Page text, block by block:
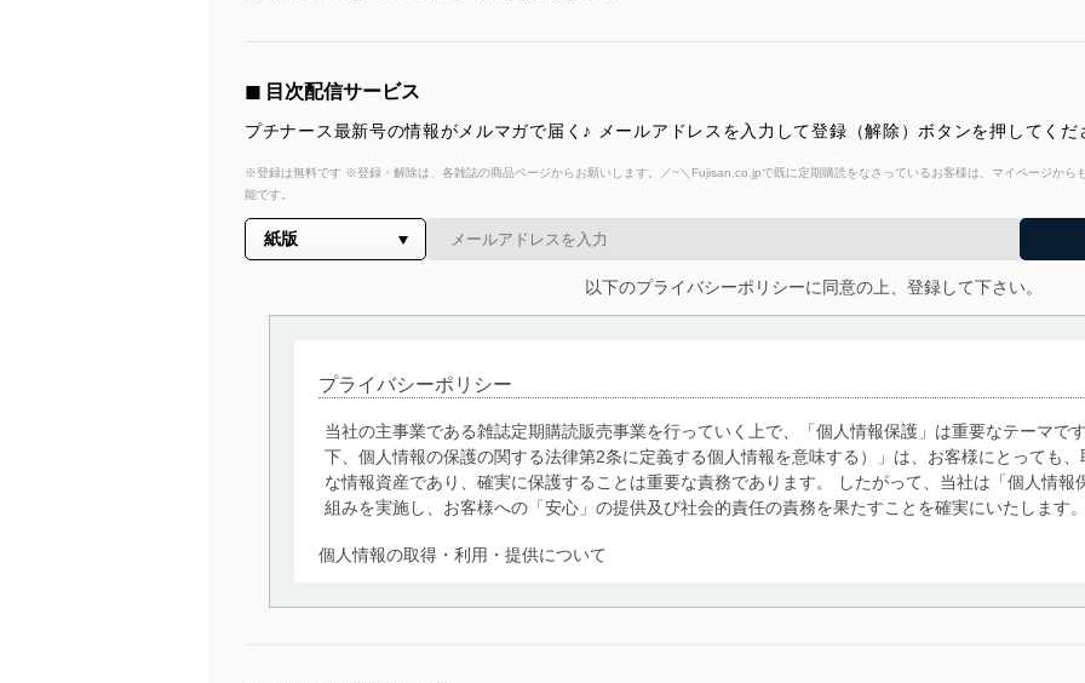
◼︎ 目次配信サービス
プチナース最新号の情報がメルマガで届く♪ メールアドレスを入力して登録（解除）ボタンを押してくだ
※登録は無料です ※登録・解除は、各雑誌の商品ページからお願いします。／~＼Fujisan.co.jpで既に定期購読をなさっているお客様は、マイページから
能です。
以下のプライバシーポリシーに同意の上、登録して下さい。
プライバシーポリシー
当社の主事業である雑誌定期購読販売事業を行っていく上で、「個人情報保護」は重要なテーマで
下、個人情報の保護の関する法律第2条に定義する個人情報を意味する）」は、お客様にとっても
な情報資産であり、確実に保護することは重要な責務であります。 したがって、当社は「個人情報
組みを実施し、お客様への「安心」の提供及び社会的責任の責務を果たすことを確実にいたします。
個人情報の取得・利用・提供について
当社は、個人情報の取得・利用・提供に際して、その利用目的を明確にし、本人の同意を得たうえ